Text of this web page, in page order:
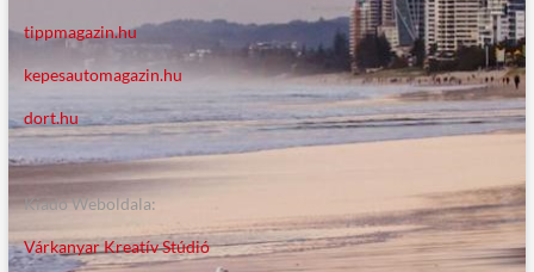
tippmagazin.hu
kepesautomagazin.hu
dort.hu
Kiadó Weboldala:
Várkanyar Kreatív Stúdió